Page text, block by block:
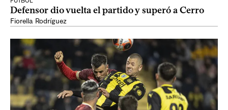
Defensor dio vuelta el partido y superó a Cerro
Fiorella Rodríguez